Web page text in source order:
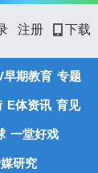
注册 下载
早期教育 专题
E体资讯 育见
一堂好戏
研究